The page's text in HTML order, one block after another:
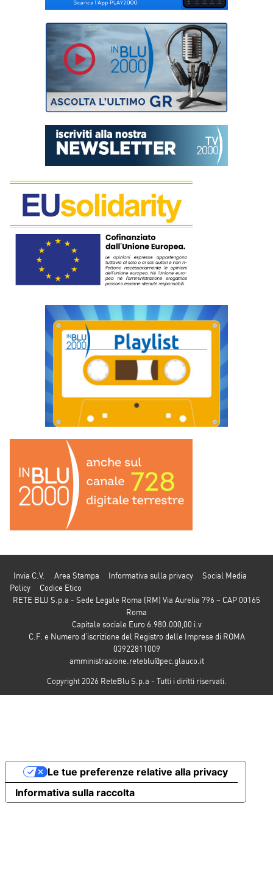
Invia C.V. Area Stampa Informativa sulla privacy
Social Media
Policy
Codice Etico
RETE BLU S.p.a - Sede Legale Roma (RM) Via Aurelia 796 – CAP 00165
Roma
Capitale sociale Euro 6.980.000,00 i.v
C.F. e Numero d’iscrizione del Registro delle Imprese di ROMA
03922811009
amministrazione.reteblu@pec.glauco.it
Copyright 2026 ReteBlu S.p.a - Tutti i diritti riservati.
Informativa sulla raccolta
Le tue preferenze relative alla privacy